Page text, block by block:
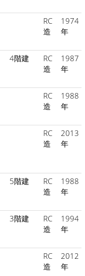
RC
造
1974
年
4階建
RC
造
1987
年
RC
造
1988
年
RC
造
2013
年
5階建
RC
造
1988
年
3階建
RC
造
1994
年
RC
造
2012
年